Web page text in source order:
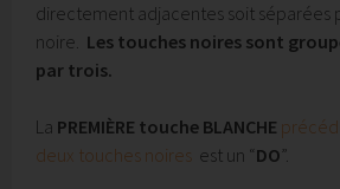
directement adjacentes soit séparées
noire. Les touches noires sont
par trois.
La PREMIÈRE touche BLANCHE
deux touches noires est un “DO”.